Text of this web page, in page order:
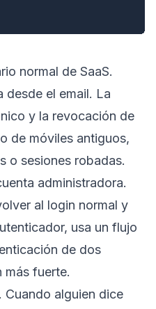
normal de SaaS.
desde el email. La
y la revocación de
de móviles antiguos,
o sesiones robadas.
administradora.
al login normal y
usa un flujo
de dos
más fuerte.
Cuando alguien dice